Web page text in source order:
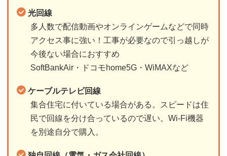
光回線
多人数で配信動画やオンラインゲームなどで同時
アクセス事に強い！工事が必要なので引っ越しが
今後ない場合におすすめ
SoftBankAir・ドコモhome5G・WiMAXなど
ケーブルテレビ回線
集合住宅に付いている場合がある。スピードは住
民で回線を分け合っているので遅い。Wi-Fi機器
を別途自分で購入。